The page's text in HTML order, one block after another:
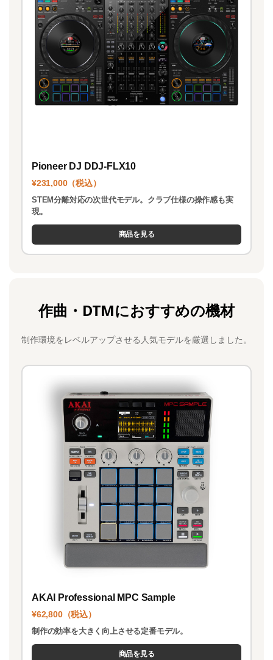
Pioneer DJ DDJ-FLX10
¥231,000（税込）
STEM分離対応の次世代モデル。クラブ仕様の操作感も実
現。
商品を見る
作曲・DTMにおすすめの機材
制作環境をレベルアップさせる人気モデルを厳選しました。
AKAI Professional MPC Sample
¥62,800（税込）
制作の効率を大きく向上させる定番モデル。
商品を見る